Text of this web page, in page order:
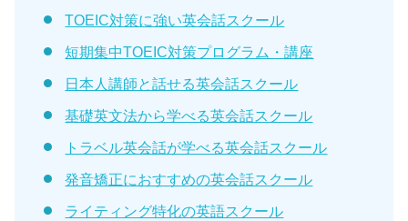
TOEIC対策に強い英会話スクール
短期集中TOEIC対策プログラム・講座
日本人講師と話せる英会話スクール
基礎英文法から学べる英会話スクール
トラベル英会話が学べる英会話スクール
発音矯正におすすめの英会話スクール
ライティング特化の英語スクール